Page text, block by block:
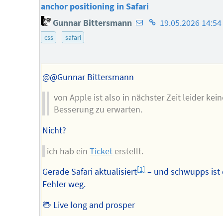
anchor positioning in Safari
Gunnar Bittersmann E-
des
Autors
Homepage
19.05.2026 14:54
css safari
@@Gunnar Bittersmann
von Apple ist also in nächster Zeit leider
Besserung zu erwarten.
Nicht?
ich hab einTicket erstellt.
Gerade Safari aktualisiert[1]– und schwupps ist
Fehler weg.
🖖 Live long and prosper